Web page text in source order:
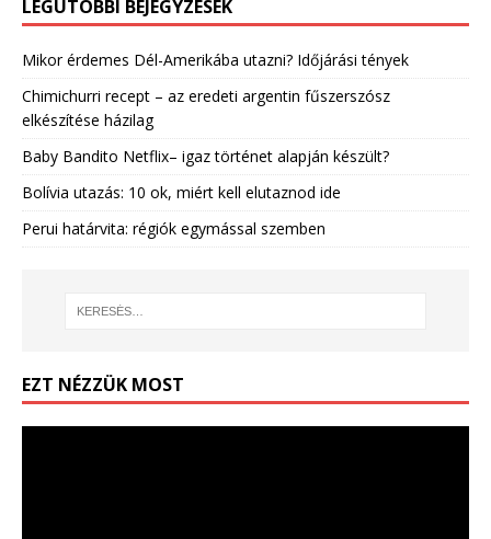
LEGUTÓBBI BEJEGYZÉSEK
Mikor érdemes Dél-Amerikába utazni? Időjárási tények
Chimichurri recept – az eredeti argentin fűszerszósz
elkészítése házilag
Baby Bandito Netflix– igaz történet alapján készült?
Bolívia utazás: 10 ok, miért kell elutaznod ide
Perui határvita: régiók egymással szemben
EZT NÉZZÜK MOST